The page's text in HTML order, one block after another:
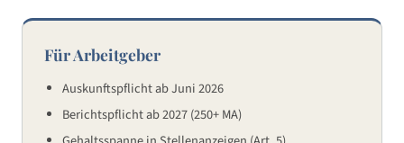
Für Arbeitgeber
Auskunftspflicht ab Juni 2026
Berichtspflicht ab 2027 (250+ MA)